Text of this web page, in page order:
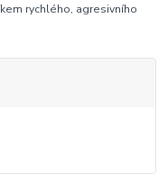
rychlého, agresivního